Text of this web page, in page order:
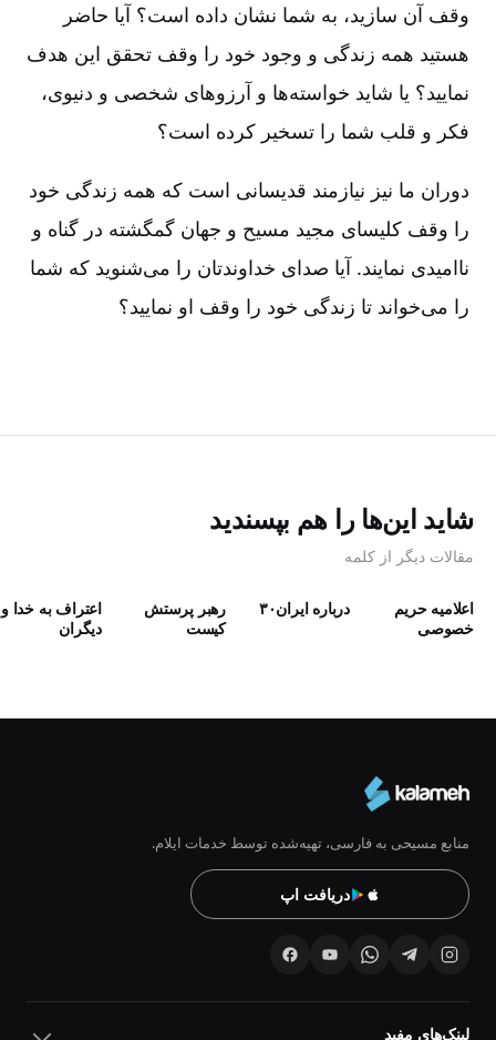
وقف آن سازید، به شما نشان داده است‌؟ آیا حاضر
هستید همه زندگی و وجود خود را وقف تحقق این هدف
نمایید؟ یا شاید خواسته‌ها و آرزوهای شخصی و دنیوی‌،
فکر و قلب شما را تسخیر کرده است‌؟
دوران ما نیز نیازمند قدیسانی است که همه زندگی خود
را وقف کلیسای مجید مسیح و جهان گمگشته در گناه و
ناامیدی نمایند. آیا صدای خداوندتان را می‌شنوید که شما
را می‌خواند تا زندگی خود را وقف او نمایید؟
شاید این‌ها را هم بپسندید
مقالات دیگر از کلمه
اعلامیه حریم
خصوصی
درباره ایران۳۰
رهبر پرستش
كيست
اعتراف به خدا و
دیگران
منابع مسیحی به فارسی، تهیه‌شده توسط خدمات ایلام.
دریافت اپ
لینک‌های مفید